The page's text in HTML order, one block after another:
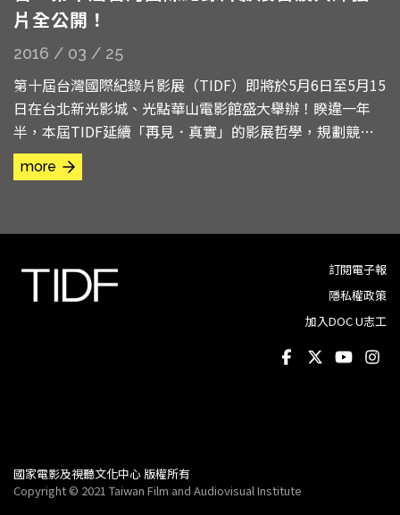
片全公開！
2016 / 03 / 25
第十屆台灣國際紀錄片影展（TIDF）即將於5月6日至5月15
日在台北新光影城、光點華山電影館盛大舉辦！睽違一年
半，本屆TIDF延續「再見．真實」的影展哲學，規劃競賽
及觀摩共13個單元，選映134部來自全世界最優秀的紀錄片
作品，難得盛會不容錯過！
more
訂閱電子報
隱私權政策
加入DOC U志工
國家電影及視聽文化中心 版權所有
Copyright © 2021 Taiwan Film and Audiovisual Institute